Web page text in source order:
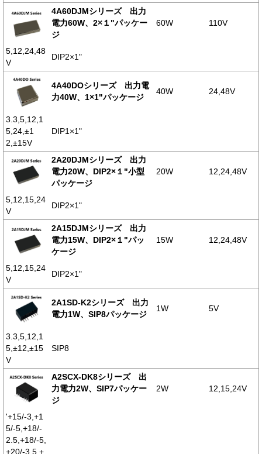
4A60DJMシリーズ 出力
電力60W、2×１"パッケー
ジ
60W 110V
5,12,24,48
V
DIP2×1"
4A40DOシリーズ 出力電
力40W、1×1"パッケージ
40W 24,48V
3.3,5,12,1
5,24,±1
2,±15V
DIP1×1"
2A20DJMシリーズ 出力
電力20W、DIP2×１"小型
パッケージ
20W 12,24,48V
5,12,15,24
V
DIP2×1"
2A15DJMシリーズ 出力
電力15W、DIP2×１"パッ
ケージ
15W 12,24,48V
5,12,15,24
V
DIP2×1"
2A1SD-K2シリーズ 出力
電力1W、SIP8パッケージ
1W 5V
3.3,5,12,1
5,±12,±15
V
SIP8
A2SCX-DK8シリーズ 出
力電力2W、SIP7パッケー
ジ
2W 12,15,24V
'+15/-3,+1
5/-5,+18/-
2.5,+18/-5,
+20/-3.5,+